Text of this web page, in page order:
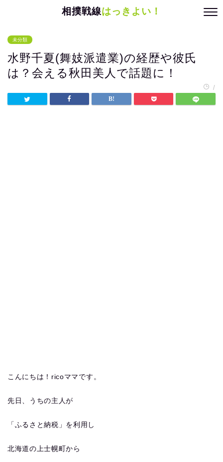
相撲戦線はっきよい！
未分類
水野千夏(舞妓派遣業)の経歴や彼氏
は？会える秋田美人で話題に！
/
こんにちは！ricoママです。
先日、うちの主人が
「ふるさと納税」を利用し
北海道の上士幌町から